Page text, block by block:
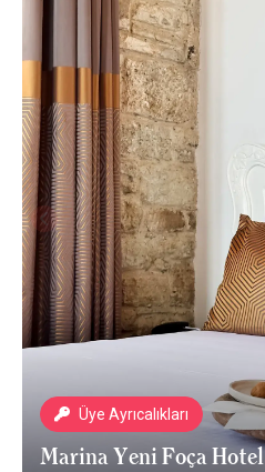
Üye Ayrıcalıkları
Marina Yeni Foça Hotel